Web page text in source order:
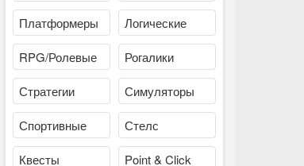
Платформеры Логические
RPG/Ролевые Рогалики
Стратегии Симуляторы
Спортивные Стелс
Квесты Point & Click